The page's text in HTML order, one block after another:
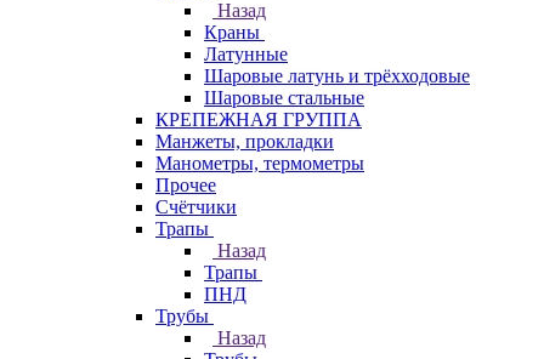
Назад
Краны
Латунные
Шаровые латунь и трёхходовые
Шаровые стальные
КРЕПЕЖНАЯ ГРУППА
Манжеты, прокладки
Манометры, термометры
Прочее
Счётчики
Трапы
Назад
Трапы
ПНД
Трубы
Назад